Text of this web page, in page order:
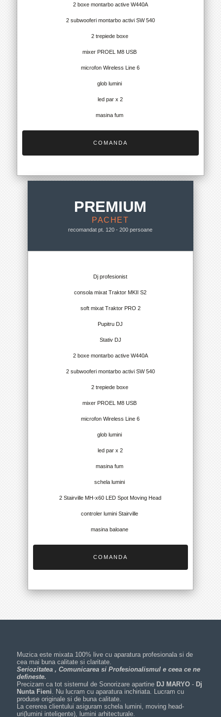
2 boxe montarbo active W440A
2 subwooferi montarbo activi SW 540
2 trepiede boxe
mixer PROEL M8 USB
microfon Wireless Line 6
glob lumini
led par x 2
masina fum
COMANDA
PREMIUM
PACHET
recomandat pt. 120 - 200 persoane
Dj profesionist
consola mixat Traktor MKII S2
soft mixat Traktor PRO 2
Pupitru DJ
Stativ DJ
2 boxe montarbo active W440A
2 subwooferi montarbo activi SW 540
2 trepiede boxe
mixer PROEL M8 USB
microfon Wireless Line 6
glob lumini
led par x 2
masina fum
schela lumini
2 Stairville MH-x60 LED Spot Moving Head
controler lumini Stairville
masina baloane
COMANDA
Muzica este mixata 100% live cu aparatura profesionala si de
cea mai buna calitate si claritate.
Seriozitatea , Comunicarea si Profesionalismul e ceea ce ne
defineste.
Precizam ca tot sistemul de Sonorizare apartine DJ MARYO- Dj
Nunta Fieni. Nu lucram cu aparatura inchiriata. Lucram cu
produse originale si de buna calitate.
La cererea clientului asiguram schela lumini, moving head-
uri(lumini inteligente), lumini arhitecturale.